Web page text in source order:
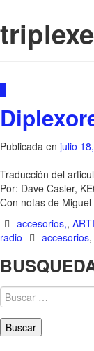
Publicada en julio
Traducción del
Por: Dave Casler,
Con notas de
accesorios,,
radio
accesorios,
Buscar: